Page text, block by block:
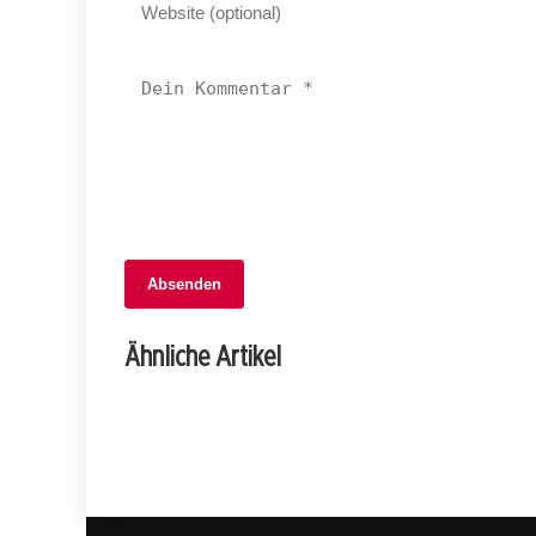
Absenden
Ähnliche Artikel
Sichere Fasnacht 2026: Regierung
stärkt Brandschutz und unterstützt